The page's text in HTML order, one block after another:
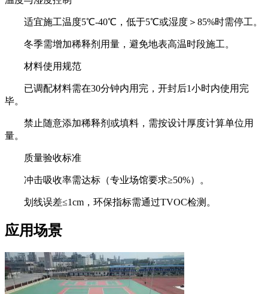
适宜施工温度5℃-40℃，低于5℃或湿度＞85%时需停工。
冬季需增加稀释剂用量，避免地表高温时段施工。
材料使用规范
已调配材料需在30分钟内用完，开封后1小时内使用完
毕。
禁止随意添加稀释剂或填料，需按设计厚度计算单位用
量。
质量验收标准
冲击吸收率需达标（专业场馆要求≥50%）。
划线误差≤1cm，环保指标需通过TVOC检测。
应用场景